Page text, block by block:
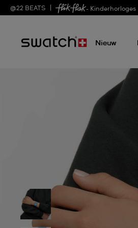
@22 BEATS - Kinderhorloges
Nieuw